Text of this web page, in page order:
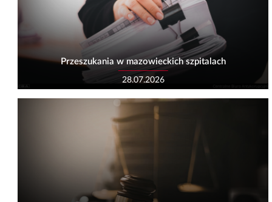
Przeszukania w mazowieckich szpitalach
28.07.2026